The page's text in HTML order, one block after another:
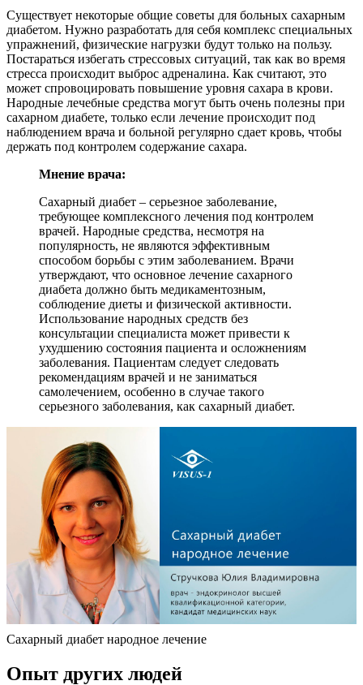
Существует некоторые общие советы для больных сахарным
диабетом. Нужно разработать для себя комплекс специальных
упражнений, физические нагрузки будут только на пользу.
Постараться избегать стрессовых ситуаций, так как во время
стресса происходит выброс адреналина. Как считают, это
может спровоцировать повышение уровня сахара в крови.
Народные лечебные средства могут быть очень полезны при
сахарном диабете, только если лечение происходит под
наблюдением врача и больной регулярно сдает кровь, чтобы
держать под контролем содержание сахара.
Мнение врача:
Сахарный диабет – серьезное заболевание,
требующее комплексного лечения под контролем
врачей. Народные средства, несмотря на
популярность, не являются эффективным
способом борьбы с этим заболеванием. Врачи
утверждают, что основное лечение сахарного
диабета должно быть медикаментозным,
соблюдение диеты и физической активности.
Использование народных средств без
консультации специалиста может привести к
ухудшению состояния пациента и осложнениям
заболевания. Пациентам следует следовать
рекомендациям врачей и не заниматься
самолечением, особенно в случае такого
серьезного заболевания, как сахарный диабет.
Сахарный диабет народное лечение
Опыт других людей